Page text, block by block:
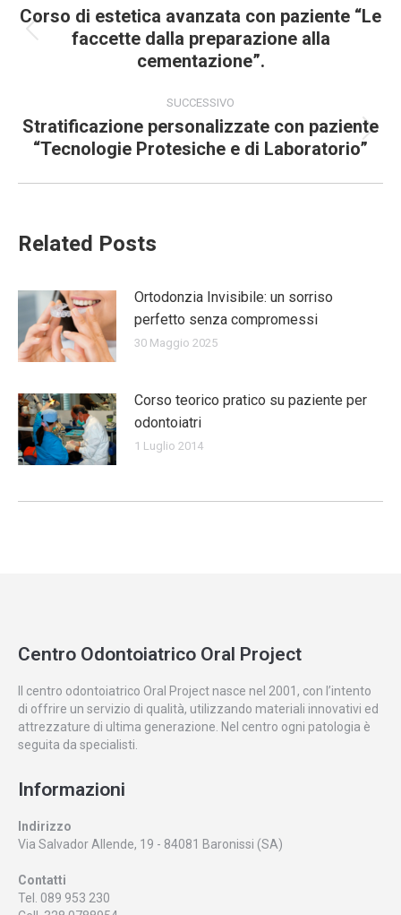
tra
Post
precedente:
Corso di estetica avanzata con paziente “Le
faccette dalla preparazione alla
cementazione”.
SUCCESSIVO
Prossimo
post:
Stratificazione personalizzate con paziente
“Tecnologie Protesiche e di Laboratorio”
Related Posts
Ortodonzia Invisibile: un sorriso
perfetto senza compromessi
30 Maggio 2025
Corso teorico pratico su paziente per
odontoiatri
1 Luglio 2014
Centro Odontoiatrico Oral Project
Il centro odontoiatrico Oral Project nasce nel 2001, con l’intento
di offrire un servizio di qualità, utilizzando materiali innovativi ed
attrezzature di ultima generazione. Nel centro ogni patologia è
seguita da specialisti.
Informazioni
Indirizzo
Via Salvador Allende, 19 - 84081 Baronissi (SA)
Contatti
Tel. 089 953 230